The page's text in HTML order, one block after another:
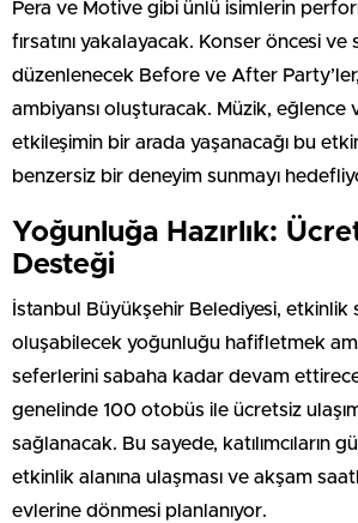
Pera ve Motive gibi ünlü isimlerin
fırsatını yakalayacak. Konser öncesi ve
düzenlenecek Before ve After
ambiyansı oluşturacak. Müzik, eğlence
etkileşimin bir arada yaşanacağı bu
benzersiz bir deneyim sunmayı
Yoğunluğa Hazırlık:
Desteği
İstanbul Büyükşehir Belediyesi, etkinlik
oluşabilecek yoğunluğu hafifletmek
seferlerini sabaha kadar devam
genelinde 100 otobüs ile ücretsiz
sağlanacak. Bu sayede, katılımcıların
etkinlik alanına ulaşması ve akşam
evlerine dönmesi planlanıyor.